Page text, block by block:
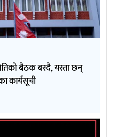
बैठक बस्दै, यस्ता छन्
कार्यसूची